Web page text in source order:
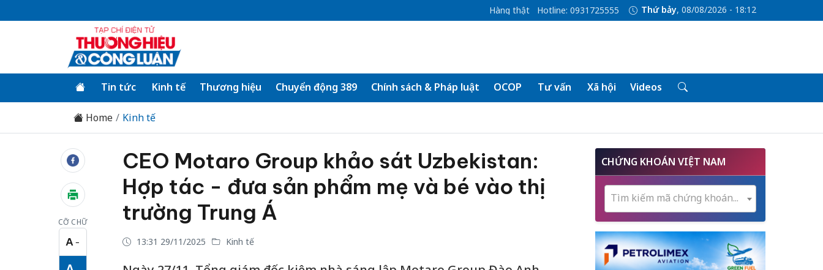
Hàng thật Hotline: 0931725555 Thứ bảy, 08/08/2026 - 18:13
Tin tức Kinh tế Thương hiệu Chuyển động 389 Chính sách & Pháp luật OCOP Tư vấn Xã hội Videos
Home Kinh tế
CỠ CHỮ
A −
Cỡ chữ nhỏ
CEO Motaro Group khảo sát Uzbekistan:
Hợp tác - đưa sản phẩm mẹ và bé vào thị
trường Trung Á
13:31 29/11/2025 Kinh tế
CHỨNG KHOÁN VIỆT NAM
Tìm kiếm mã chứng khoán...